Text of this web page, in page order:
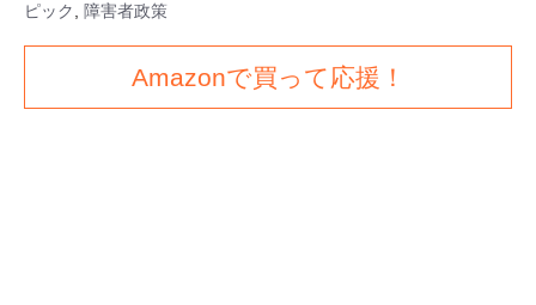
ピック , 障害者政策
Amazonで買って応援！